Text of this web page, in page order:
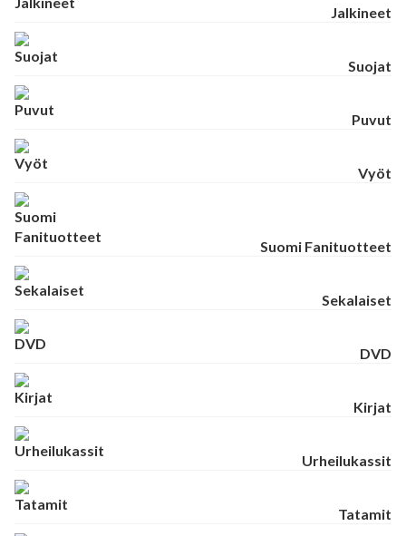
Jalkineet
Suojat
Puvut
Vyöt
Suomi Fanituotteet
Sekalaiset
DVD
Kirjat
Urheilukassit
Tatamit